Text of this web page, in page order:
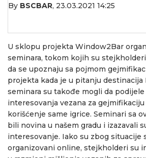
By BSCBAR, 23.03.2021 14:25
U sklopu projekta Window2Bar
seminara, tokom kojih su
da se upoznaju sa pojmom
projekta kada je u pitanju destinacija
seminara su takođe mogli da
interesovanja vezana za
korišćenje same igrice. Seminari sa
bili novina u našem gradu i izazavali
interesovanje. Iako su zbog situacije
organizovani online, stejkholderi su